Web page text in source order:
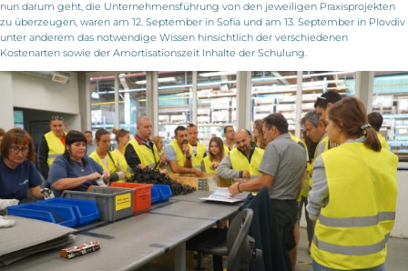
nun darum geht, die Unternehmensführung von den jeweiligen Praxisprojekten
zu überzeugen, waren am 12. September in Sofia und am 13. September in Plovdiv
unter anderem das notwendige Wissen hinsichtlich der verschiedenen
Kostenarten sowie der Amortisationszeit Inhalte der Schulung.